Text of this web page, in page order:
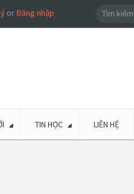
orĐăng nhập
TIN HỌC LIÊN HỆ